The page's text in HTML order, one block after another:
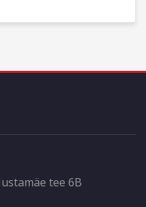
tee 6B